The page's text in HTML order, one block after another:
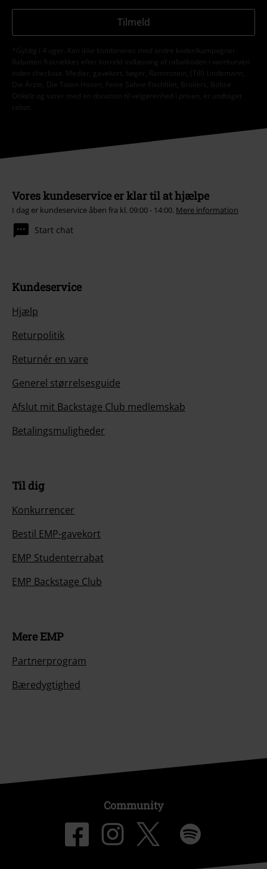
Tilmeld
*Gyldig i 4 uger. Kan ikke kombineres med andre koder/kampagner.
Rabatten fratrækkes efter korrekt indløsning af rabatkoden i varekurven
inden checkout. Medier, gavekort, bøger, Rammstein, (Till) Lindemann,
Die Ärzte, Die Toten Hosen, Feine Sahne Fischfilet, Broilers, Böhse
Onkelz og varer med en donation til velgørenhed i prisen, er undtaget
rabat.
Vores kundeservice er klar til at hjælpe
I dag er kundeservice åben fra kl. 09:00 - 14:00. Mere information
Start chat
Kundeservice
Hjælp
Returpolitik
Returnér en vare
Generel størrelsesguide
Afslut mit Backstage Club medlemskab
Betalingsmuligheder
Til dig
Konkurrencer
Bestil EMP-gavekort
EMP Studenterrabat
EMP Backstage Club
Mere EMP
Partnerprogram
Bæredygtighed
Community